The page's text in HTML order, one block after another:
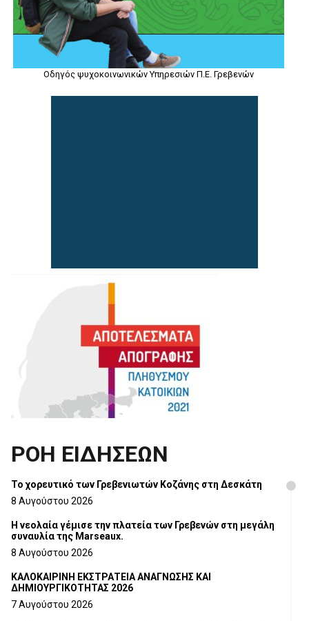
Οδηγός ψυχοκοινωνικών Υπηρεσιών Π.Ε. Γρεβενών
ΡΟΗ ΕΙΔΗΣΕΩΝ
Το χορευτικό των Γρεβενιωτών Κοζάνης στη Δεσκάτη
8 Αυγούστου 2026
Η νεολαία γέμισε την πλατεία των Γρεβενών στη μεγάλη
συναυλία της Marseaux.
8 Αυγούστου 2026
ΚΑΛΟΚΑΙΡΙΝΗ ΕΚΣΤΡΑΤΕΙΑ ΑΝΑΓΝΩΣΗΣ ΚΑΙ
ΔΗΜΙΟΥΡΓΙΚΟΤΗΤΑΣ 2026
7 Αυγούστου 2026